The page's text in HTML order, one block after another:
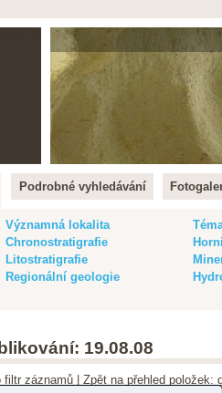
Podrobné vyhledávání
Významná lokalita
Chronostratigrafie
Litostratigrafie
Regionální geologie
19.08.08
filtr záznamů Zpět na přehled položek: